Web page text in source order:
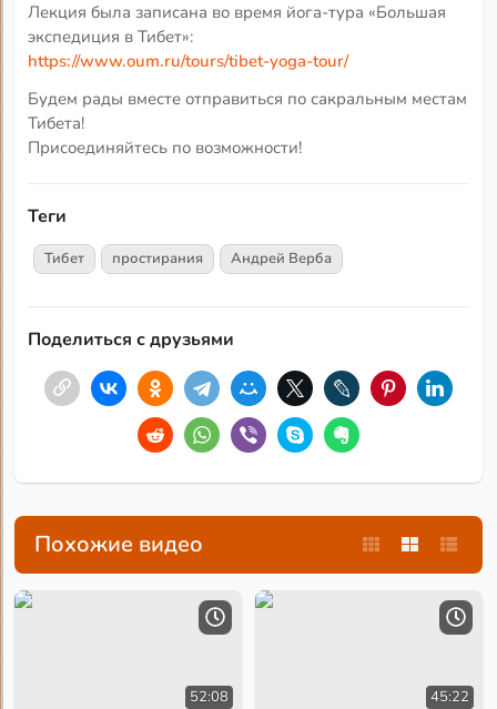
Лекция была записана во время йога-тура «Большая
экспедиция в Тибет»:
https://www.oum.ru/tours/tibet-yoga-tour/
Будем рады вместе отправиться по сакральным местам
Тибета!
Присоединяйтесь по возможности!
Теги
Тибет простирания Андрей Верба
Поделиться с друзьями
Похожие видео
52:08 45:22